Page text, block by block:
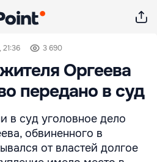
21:36 3 690
Оргеева
передано в суд
в суд уголовное дело
обвиненного в
от властей долгое